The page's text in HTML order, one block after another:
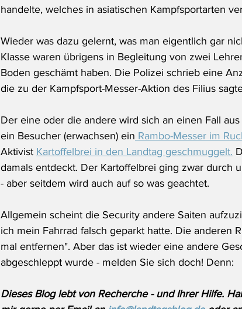
handelte, welches in asiatischen Kampfsportarten
Wieder was dazu gelernt, was man eigentlich gar
Klasse waren übrigens in Begleitung von zwei
Boden geschämt haben. Die Polizei schrieb eine
die zu der Kampfsport-Messer-Aktion des Filius
Der eine oder die andere wird sich an einen Fall
ein Besucher (erwachsen) ein Rambo-Messer im
Aktivist Kartoffelbrei in den Landtag geschmuggelt.
damals entdeckt. Der Kartoffelbrei ging zwar durch
- aber seitdem wird auch auf so was geachtet.
Allgemein scheint die Security andere Saiten
ich mein Fahrrad falsch geparkt hatte. Die anderen
mal entfernen". Aber das ist wieder eine andere
abgeschleppt wurde - melden Sie sich doch! Denn:
Dieses Blog lebt von Recherche - und Ihrer Hilfe.